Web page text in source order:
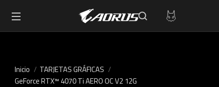
Inicio
TARJETAS GRÁFICAS
GeForce RTX™ 4070 Ti AERO OC V2 12G